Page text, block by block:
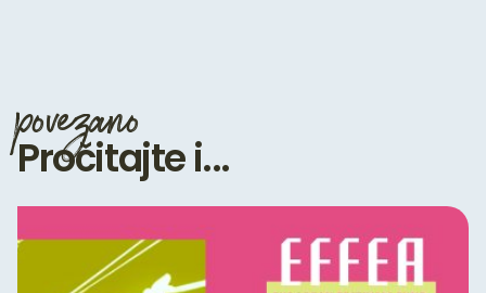
povezano
Pročitajte i...